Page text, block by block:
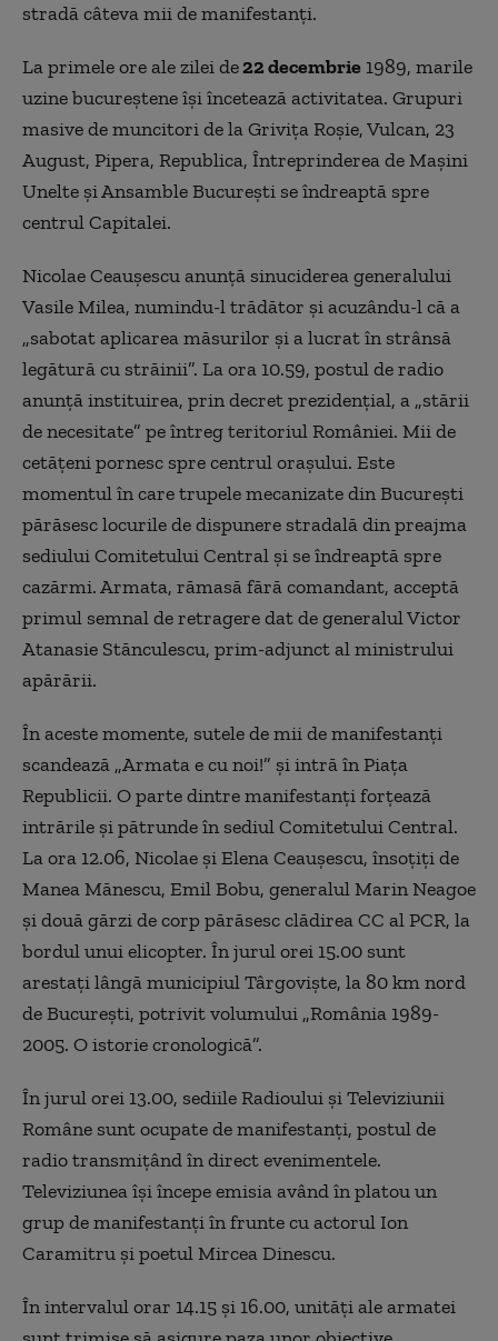
stradă câteva mii de manifestanţi.
La primele ore ale zilei de22 decembrie 1989, marile
uzine bucureştene îşi încetează activitatea. Grupuri
masive de muncitori de la Griviţa Roşie, Vulcan, 23
August, Pipera, Republica, Întreprinderea de Maşini
Unelte şi Ansamble Bucureşti se îndreaptă spre
centrul Capitalei.
Nicolae Ceauşescu anunţă sinuciderea generalului
Vasile Milea, numindu-l trădător şi acuzându-l că a
„sabotat aplicarea măsurilor şi a lucrat în strânsă
legătură cu străinii”. La ora 10.59, postul de radio
anunţă instituirea, prin decret prezidenţial, a „stării
de necesitate” pe întreg teritoriul României. Mii de
cetăţeni pornesc spre centrul oraşului. Este
momentul în care trupele mecanizate din Bucureşti
părăsesc locurile de dispunere stradală din preajma
sediului Comitetului Central şi se îndreaptă spre
cazărmi. Armata, rămasă fără comandant, acceptă
primul semnal de retragere dat de generalul Victor
Atanasie Stănculescu, prim-adjunct al ministrului
apărării.
În aceste momente, sutele de mii de manifestanţi
scandează „Armata e cu noi!” şi intră în Piaţa
Republicii. O parte dintre manifestanţi forţează
intrările şi pătrunde în sediul Comitetului Central.
La ora 12.06, Nicolae şi Elena Ceauşescu, însoţiţi de
Manea Mănescu, Emil Bobu, generalul Marin Neagoe
şi două gărzi de corp părăsesc clădirea CC al PCR, la
bordul unui elicopter. În jurul orei 15.00 sunt
arestaţi lângă municipiul Târgovişte, la 80 km nord
de Bucureşti, potrivit volumului „România 1989-
2005. O istorie cronologică”.
În jurul orei 13.00, sediile Radioului şi Televiziunii
Române sunt ocupate de manifestanţi, postul de
radio transmiţând în direct evenimentele.
Televiziunea îşi începe emisia având în platou un
grup de manifestanţi în frunte cu actorul Ion
Caramitru şi poetul Mircea Dinescu.
În intervalul orar 14.15 şi 16.00, unităţi ale armatei